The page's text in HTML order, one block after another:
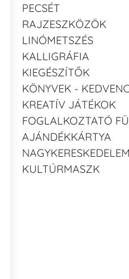
PECSÉT
RAJZESZKÖZÖK
LINÓMETSZÉS
KALLIGRÁFIA
KIEGÉSZÍTŐK
KÖNYVEK -
KREATÍV JÁTÉKOK
FOGLALKOZTATÓ
AJÁNDÉKKÁRTYA
NAGYKERESKEDELEM
KULTÚRMASZK